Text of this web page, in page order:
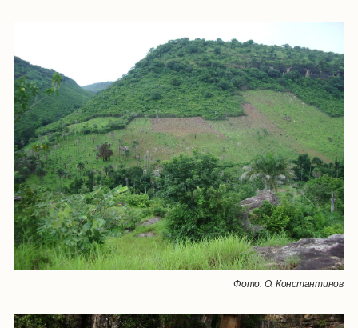
Фото: О. Константинов